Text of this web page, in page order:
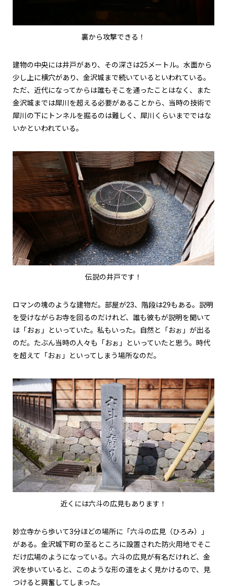
裏から攻撃できる！
建物の中央には井戸があり、その深さは25メートル。水面から
少し上に横穴があり、金沢城まで続いているといわれている。
ただ、近代になってからは誰もそこを通ったことはなく、また
金沢城までは犀川を超える必要があることから、当時の技術で
犀川の下にトンネルを掘るのは難しく、犀川くらいまでではな
いかといわれている。
伝説の井戸です！
ロマンの塊のような建物だ。部屋が23、階段は29もある。説明
を受けながらお寺を回るのだけれど、誰も彼もが説明を聞いて
は「おぉ」といっていた。私もいった。自然と「おぉ」が出る
のだ。たぶん当時の人々も「おぉ」といっていたと思う。時代
を超えて「おぉ」といってしまう場所なのだ。
近くには六斗の広見もあります！
妙立寺から歩いて3分ほどの場所に「六斗の広見（ひろみ）」
がある。金沢城下町の至るところに設置された防火用地でそこ
だけ広場のようになっている。六斗の広見が有名だけれど、金
沢を歩いていると、このような形の道をよく見かけるので、見
つけると興奮してしまった。